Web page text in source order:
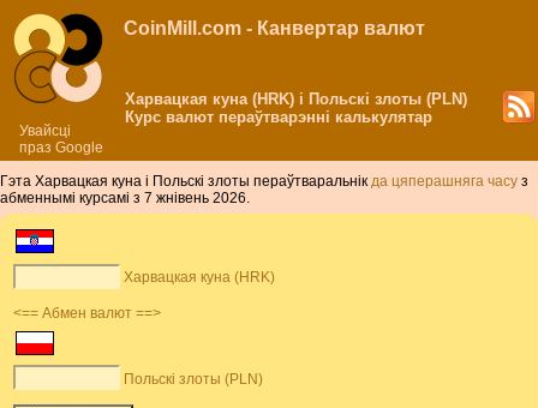
Увайсці
праз Google
CoinMill.com - Канвертар валют
Харвацкая куна (HRK) і Польскі злоты (PLN)
Курс валют пераўтварэнні калькулятар
Гэта Харвацкая куна і Польскі злоты пераўтваральнік да цяперашняга часу з
абменнымі курсамі з 7 жнівень 2026.
Харвацкая куна (HRK)
<== Абмен валют ==>
Польскі злоты (PLN)